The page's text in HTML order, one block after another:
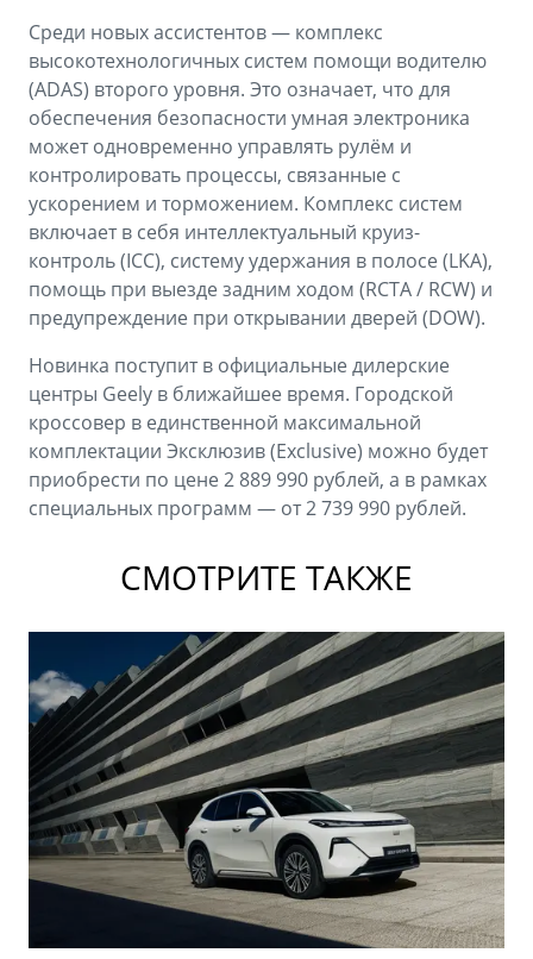
Среди новых ассистентов — комплекс
высокотехнологичных систем помощи водителю
(ADAS) второго уровня. Это означает, что для
обеспечения безопасности умная электроника
может одновременно управлять рулём и
контролировать процессы, связанные с
ускорением и торможением. Комплекс систем
включает в себя интеллектуальный круиз-
контроль (ICC), систему удержания в полосе (LKA),
помощь при выезде задним ходом (RCTA / RCW) и
предупреждение при открывании дверей (DOW).
Новинка поступит в официальные дилерские
центры Geely в ближайшее время. Городской
кроссовер в единственной максимальной
комплектации Эксклюзив (Exclusive) можно будет
приобрести по цене 2 889 990 рублей, а в рамках
специальных программ — от 2 739 990 рублей.
СМОТРИТЕ ТАКЖЕ